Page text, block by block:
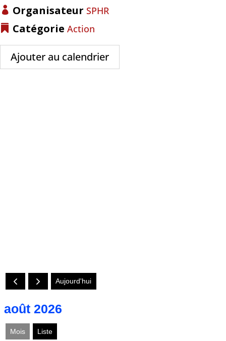
Organisateur SPHR
Catégorie Action
Ajouter au calendrier
Aujourd'hui
août 2026
Mois Liste